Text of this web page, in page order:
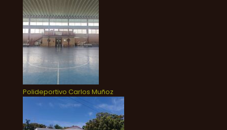
Polideportivo Carlos Muñoz